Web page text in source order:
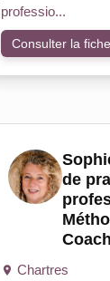
professio...
Consulter la fiche
de
Chartres